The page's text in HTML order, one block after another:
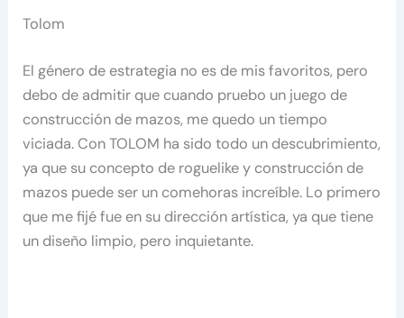
Tolom
El género de estrategia no es de mis favoritos, pero
debo de admitir que cuando pruebo un juego de
construcción de mazos, me quedo un tiempo
viciada. Con TOLOM ha sido todo un descubrimiento,
ya que su concepto de roguelike y construcción de
mazos puede ser un comehoras increíble. Lo primero
que me fijé fue en su dirección artística, ya que tiene
un diseño limpio, pero inquietante.